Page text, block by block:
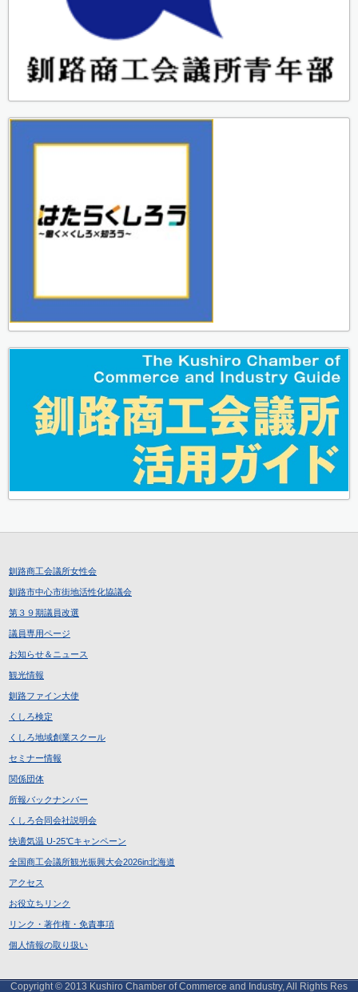
釧路商工会議所女性会
釧路市中心市街地活性化協議会
第３９期議員改選
議員専用ページ
お知らせ＆ニュース
観光情報
釧路ファイン大使
くしろ検定
くしろ地域創業スクール
セミナー情報
関係団体
所報バックナンバー
くしろ合同会社説明会
快適気温 U-25℃キャンペーン
全国商工会議所観光振興大会2026in北海道
アクセス
お役立ちリンク
リンク・著作権・免責事項
個人情報の取り扱い
Copyright © 2013 Kushiro Chamber of Commerce and Industry, All Rights Res